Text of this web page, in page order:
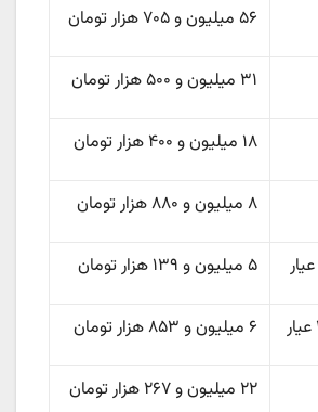
۵۶ میلیون و ۷۰۵ هزار تومان
۳۱ میلیون و ۵۰۰ هزار تومان
۱۸ میلیون و ۴۰۰ هزار تومان
۸ میلیون و ۸۸۰ هزار تومان
۵ میلیون و ۱۳۹ هزار تومان
۶ میلیون و ۸۵۳ هزار تومان
۲۲ میلیون و ۲۶۷ هزار تومان